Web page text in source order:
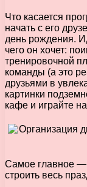
Что касается
начать с его
день рождения.
чего он хочет:
тренировочной
команды (а это
друзьями в
картинки
кафе и играйте
Самое главное —
строить весь